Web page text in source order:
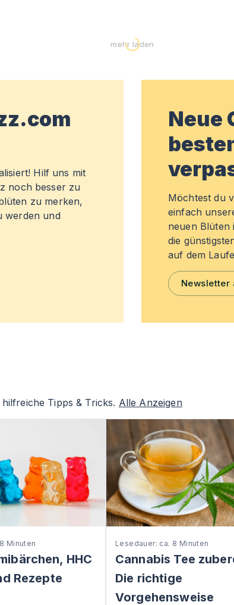
mehr laden
Hilf uns mit
noch besser zu
zu merken,
werden und
Neue
Möchtest du
einfach
neuen Blüten
die
auf dem
Newsletter
Tipps & Tricks. Alle Anzeigen
Minuten
HHC
Rezepte
Lesedauer: ca. 8 Minuten
Cannabis Tee
Die richtige
Vorgehensweise